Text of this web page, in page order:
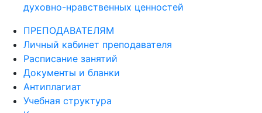
духовно-нравственных ценностей
ПРЕПОДАВАТЕЛЯМ
Личный кабинет преподавателя
Расписание занятий
Документы и бланки
Антиплагиат
Учебная структура